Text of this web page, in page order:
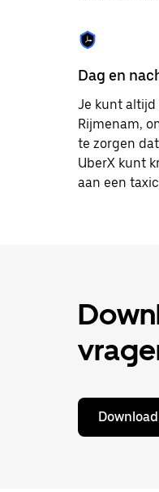
Dag en
Je kunt altijd
Rijmenam,
te zorgen
UberX kunt
aan een